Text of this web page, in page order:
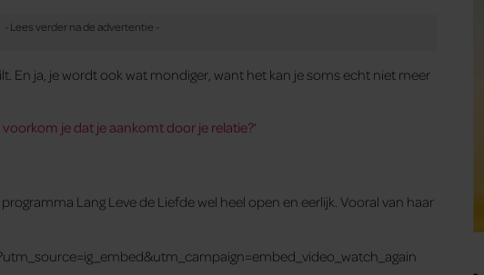
En ja, je wordt ook wat mondiger, want het kan je soms echt niet meer
voorkom je dat je aankomt door je relatie?‘
Lang Leve de Liefde wel heel open en eerlijk. Vooral van haar